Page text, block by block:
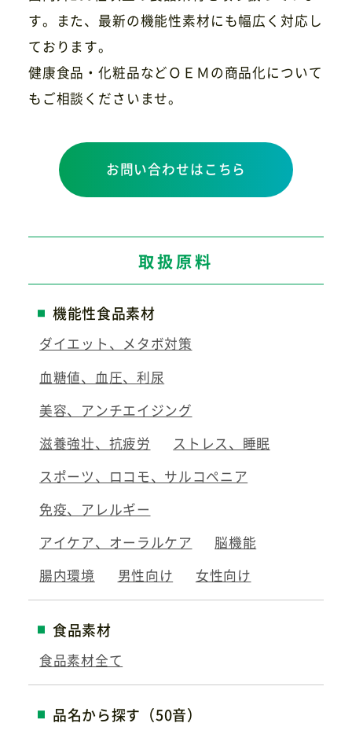
す。また、最新の機能性素材にも幅広く対応し
ております。
健康食品・化粧品などＯＥＭの商品化について
もご相談くださいませ。
お問い合わせはこちら
取扱原料
機能性食品素材
ダイエット、メタボ対策
血糖値、血圧、利尿
美容、アンチエイジング
滋養強壮、抗疲労
ストレス、睡眠
スポーツ、ロコモ、サルコペニア
免疫、アレルギー
アイケア、オーラルケア
脳機能
腸内環境
男性向け 女性向け
食品素材
食品素材全て
品名から探す（50音）